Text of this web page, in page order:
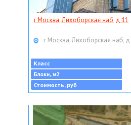
г Москва, Лихоборская наб, д 11
г Москва, Лихоборская наб,
Класс
Блоки, м2
Стоимость, руб